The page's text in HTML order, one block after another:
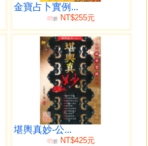
金寶占卜實例...
85折NT$255元
堪輿真妙-公...
85折NT$425元